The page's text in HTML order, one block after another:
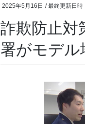
2025年5月16日 / 最終更新日時
詐欺防止対策で国際電話を休止に 京都府福知山
署がモデル